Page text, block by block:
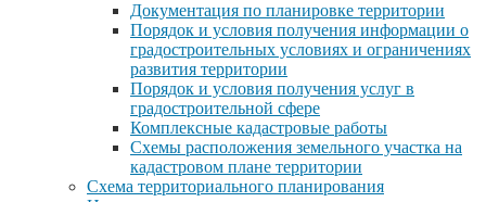
Документация по планировке территории
Порядок и условия получения информации о
градостроительных условиях и ограничениях
развития территории
Порядок и условия получения услуг в
градостроительной сфере
Комплексные кадастровые работы
Схемы расположения земельного участка на
кадастровом плане территории
Схема территориального планирования